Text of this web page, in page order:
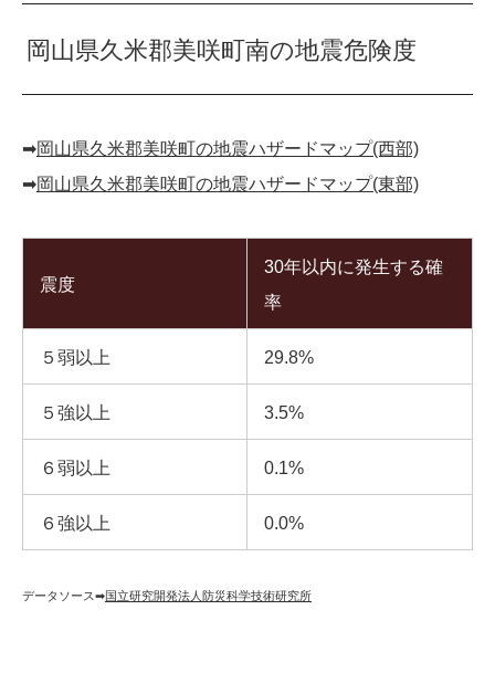
岡山県久米郡美咲町南の地震危険度
➡︎岡山県久米郡美咲町の地震ハザードマップ(西部)
➡︎岡山県久米郡美咲町の地震ハザードマップ(東部)
震度
30年以内に発生する確
率
５弱以上 29.8%
５強以上 3.5%
６弱以上 0.1%
６強以上 0.0%
データソース➡︎国立研究開発法人防災科学技術研究所